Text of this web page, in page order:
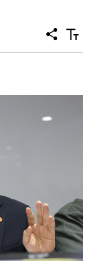
공
유
텍
스